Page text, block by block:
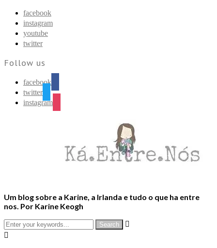
facebook
instagram
youtube
twitter
Follow us
facebook
twitter
instagram
Um blog sobre a Karine, a Irlanda e tudo o que ha entre
nos. Por Karine Keogh

